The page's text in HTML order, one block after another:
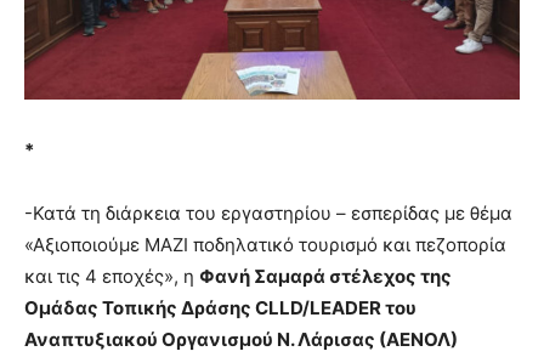
*
-Κατά τη διάρκεια του εργαστηρίου – εσπερίδας με θέμα
«Αξιοποιούμε ΜΑΖΙ ποδηλατικό τουρισμό και πεζοπορία
και τις 4 εποχές», η Φανή Σαμαρά στέλεχος της
Ομάδας Τοπικής Δράσης CLLD/LEADER του
Αναπτυξιακού Οργανισμού Ν. Λάρισας (ΑΕΝΟΛ)